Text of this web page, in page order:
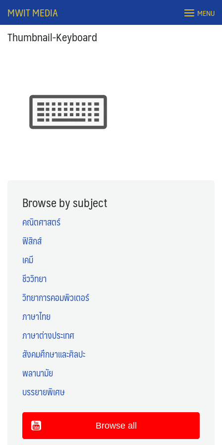
MWIT MEDIA MENU
Thumbnail-Keyboard
Browse by subject
คณิตศาสตร์
ฟิสิกส์
เคมี
ชีววิทยา
วิทยาการคอมพิวเตอร์
ภาษาไทย
ภาษาต่างประเทศ
สังคมศึกษาและศิลปะ
พลานามัย
บรรยายพิเศษ
Browse all